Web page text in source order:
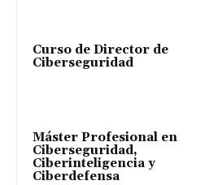
Curso de Director de
Ciberseguridad
Máster Profesional en
Ciberseguridad,
Ciberinteligencia y
Ciberdefensa